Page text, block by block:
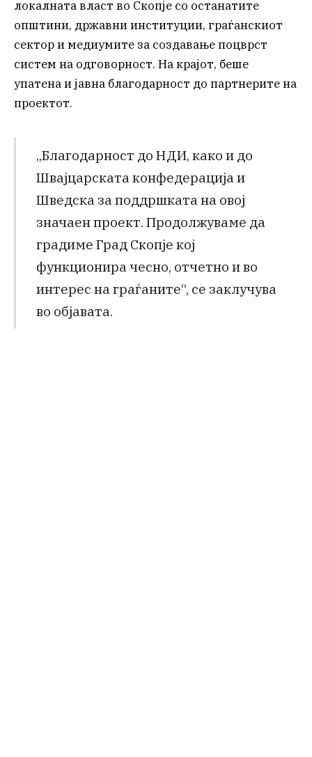
локалната власт во Скопје со останатите
општини, државни институции, граѓанскиот
сектор и медиумите за создавање поцврст
систем на одговорност. На крајот, беше
упатена и јавна благодарност до партнерите на
проектот.
„Благодарност до НДИ, како и до
Швајцарската конфедерација и
Шведска за поддршката на овој
значаен проект. Продолжуваме да
градиме Град Скопје кој
функционира чесно, отчетно и во
интерес на граѓаните“, се заклучува
во објавата.